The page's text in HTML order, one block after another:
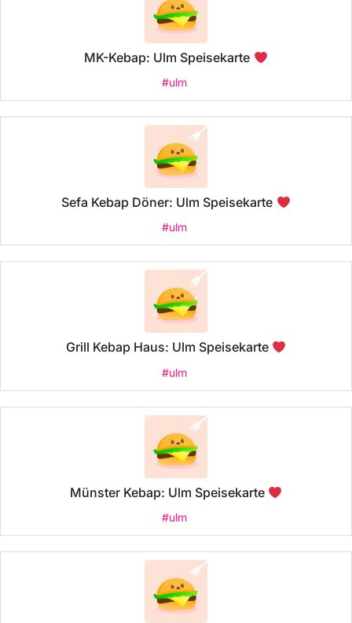
MK-Kebap: Ulm Speisekarte
#ulm
Sefa Kebap Döner: Ulm Speisekarte
#ulm
Grill Kebap Haus: Ulm Speisekarte
#ulm
Münster Kebap: Ulm Speisekarte
#ulm